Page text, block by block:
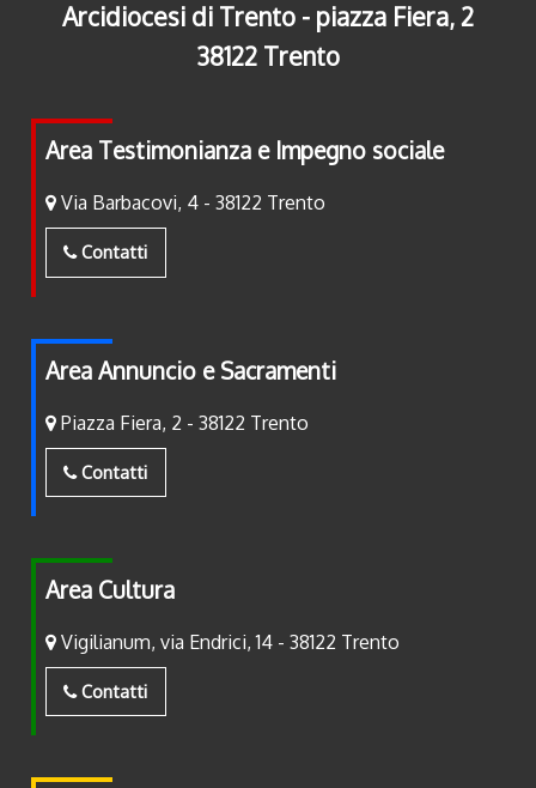
Arcidiocesi di Trento - piazza Fiera, 2
38122 Trento
Area Testimonianza e Impegno sociale
Via Barbacovi, 4 - 38122 Trento
Contatti
Area Annuncio e Sacramenti
Piazza Fiera, 2 - 38122 Trento
Contatti
Area Cultura
Vigilianum, via Endrici, 14 - 38122 Trento
Contatti